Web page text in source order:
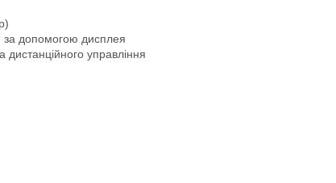
за допомогою дисплея
управління